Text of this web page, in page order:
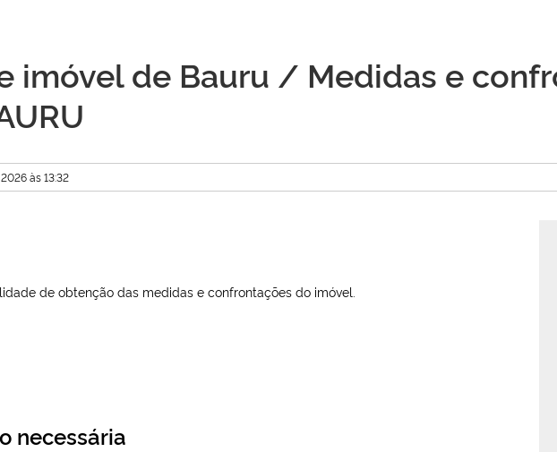
imóvel de Bauru / Medidas e
às 13:32
de obtenção das medidas e confrontações do imóvel.
necessária